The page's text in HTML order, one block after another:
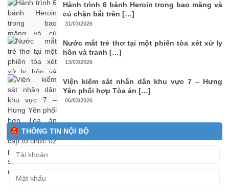
Hành trình 6 bánh Heroin trong bao măng và
cú chặn bắt trên […]
31/03/2026
Nước mắt trẻ thơ tại một phiên tòa xét xử ly
hôn và tranh […]
13/03/2026
Viện kiểm sát nhân dân khu vực 7 – Hưng
Yên phối hợp Tòa án […]
06/03/2026
THÔNG TIN NỘI BỘ